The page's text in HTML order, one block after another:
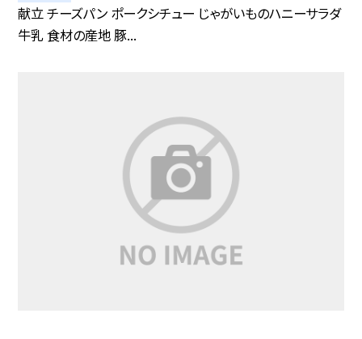
献立 チーズパン ポークシチュー じゃがいものハニーサラダ
牛乳 食材の産地 豚...